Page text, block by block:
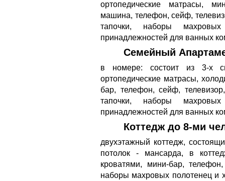
ортопедические матрасы,
машина, телефон, сейф,
тапочки, наборы
принадлежностей для ванных
Семейный
в номере: состоит из 3-х
ортопедические матрасы,
бар, телефон, сейф,
тапочки, наборы
принадлежностей для ванных
Коттедж до 8-ми
двухэтажный коттедж,
потолок - мансарда, в
кроватями, мини-бар,
наборы махровых полотенец и